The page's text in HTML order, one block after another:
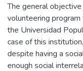
The general
volunteering
the Universidad
case of this
despite having a
enough social